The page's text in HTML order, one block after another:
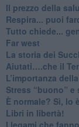
​Il prezzo della
​Respira... puoi
​Tutto chiede...
​Far west
​La storia dei
​Aiutati….che il
​L’importanza
​Stress “buono” e
​È normale? Sì, lo
​Libri in libertà!
​I legami che